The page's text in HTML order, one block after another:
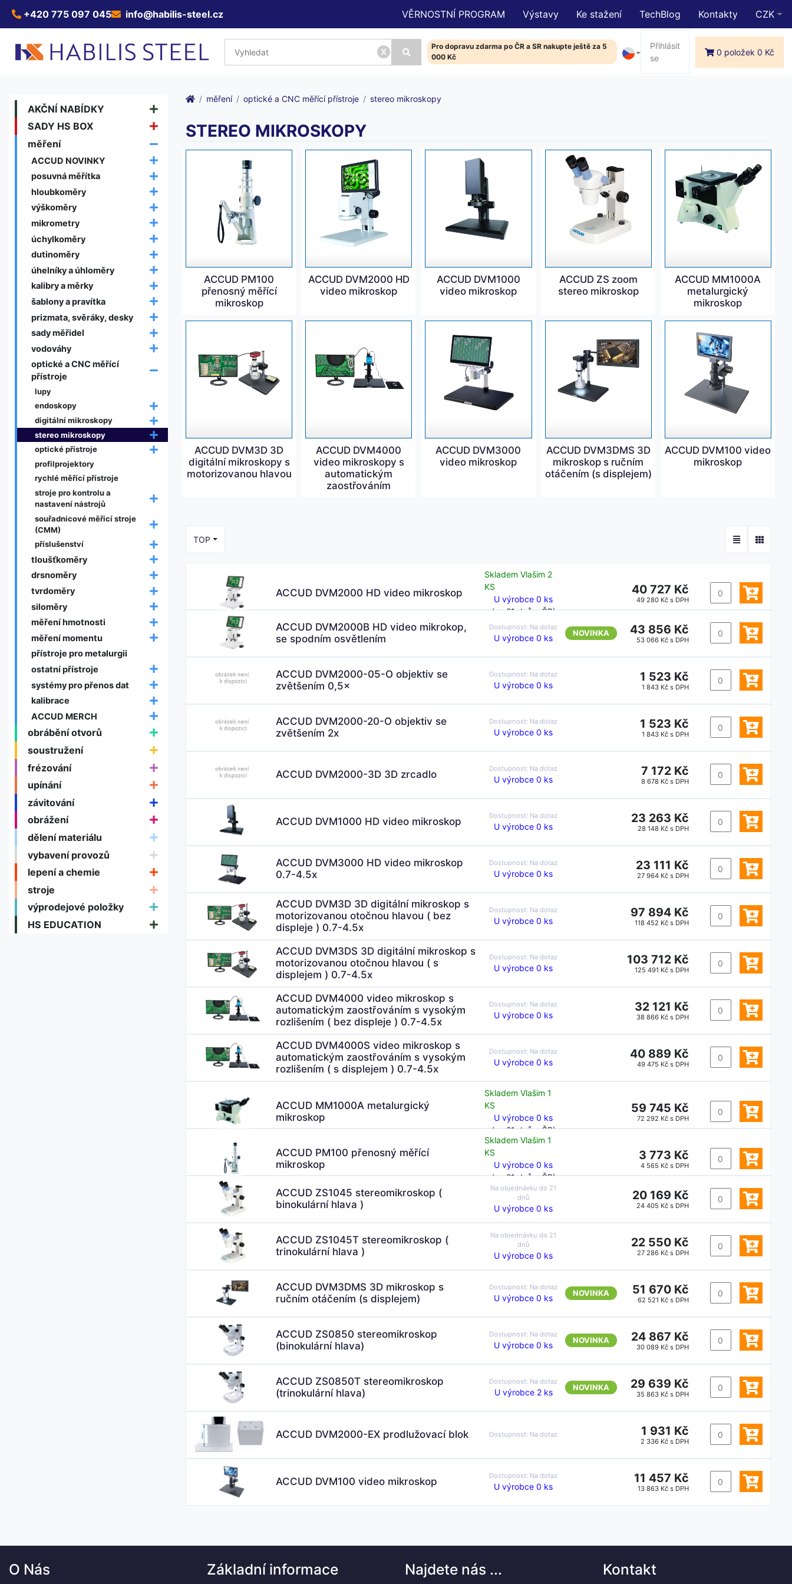
+420 775 097 045 info@habilis-steel.cz VĚRNOSTNÍ PROGRAM Výstavy Ke stažení TechBlog Kontakty CZK
x
Pro dopravu zdarma po ČR a SR nakupte ještě za 5
000 Kč
Přihlásit
se
0 položek 0 Kč
AKČNÍ NABÍDKY
SADY HS BOX
měření
ACCUD NOVINKY
posuvná měřítka
hloubkoměry
výškoměry
mikrometry
úchylkoměry
dutinoměry
úhelníky a úhloměry
kalibry a měrky
šablony a pravítka
prizmata, svěráky, desky
sady měřidel
vodováhy
optické a CNC měřící
přístroje
lupy
endoskopy
digitální mikroskopy
stereo mikroskopy
optické přístroje
profilprojektory
rychlé měřící přístroje
stroje pro kontrolu a
nastavení nástrojů
souřadnicové měřicí stroje
(CMM)
příslušenství
tloušťkoměry
drsnoměry
tvrdoměry
siloměry
měření hmotnosti
měření momentu
přístroje pro metalurgii
ostatní přístroje
systémy pro přenos dat
kalibrace
ACCUD MERCH
obrábění otvorů
soustružení
frézování
upínání
závitování
obrážení
dělení materiálu
vybavení provozů
lepení a chemie
stroje
výprodejové položky
HS EDUCATION
měření optické a CNC měřící přístroje stereo mikroskopy
STEREO MIKROSKOPY
ACCUD PM100
přenosný měřící
mikroskop
ACCUD DVM2000 HD
video mikroskop
ACCUD DVM1000
video mikroskop
ACCUD ZS zoom
stereo mikroskop
ACCUD MM1000A
metalurgický
mikroskop
ACCUD DVM3D 3D
digitální mikroskopy s
motorizovanou hlavou
ACCUD DVM4000
video mikroskopy s
automatickým
zaostřováním
ACCUD DVM3000
video mikroskop
ACCUD DVM3DMS 3D
mikroskop s ručním
otáčením (s displejem)
ACCUD DVM100 video
mikroskop
TOP
ACCUD DVM2000 HD video mikroskop
Skladem Vlašim 2
KS
U výrobce 0 ks
(za 21 dnů v ČR)
40 727 Kč
49 280 Kč s DPH
ACCUD DVM2000B HD video mikrokop,
se spodním osvětlením
Dostupnost: Na dotaz
U výrobce 0 ks NOVINKA 43 856 Kč
53 066 Kč s DPH
ACCUD DVM2000-05-O objektiv se
zvětšením 0,5×
Dostupnost: Na dotaz
U výrobce 0 ks
1 523 Kč
1 843 Kč s DPH
ACCUD DVM2000-20-O objektiv se
zvětšením 2x
Dostupnost: Na dotaz
U výrobce 0 ks
1 523 Kč
1 843 Kč s DPH
ACCUD DVM2000-3D 3D zrcadlo
Dostupnost: Na dotaz
U výrobce 0 ks
7 172 Kč
8 678 Kč s DPH
ACCUD DVM1000 HD video mikroskop
Dostupnost: Na dotaz
U výrobce 0 ks
23 263 Kč
28 148 Kč s DPH
ACCUD DVM3000 HD video mikroskop
0.7-4.5x
Dostupnost: Na dotaz
U výrobce 0 ks
23 111 Kč
27 964 Kč s DPH
ACCUD DVM3D 3D digitální mikroskop s
motorizovanou otočnou hlavou ( bez
displeje ) 0.7-4.5x
Dostupnost: Na dotaz
U výrobce 0 ks
97 894 Kč
118 452 Kč s DPH
ACCUD DVM3DS 3D digitální mikroskop s
motorizovanou otočnou hlavou ( s
displejem ) 0.7-4.5x
Dostupnost: Na dotaz
U výrobce 0 ks
103 712 Kč
125 491 Kč s DPH
ACCUD DVM4000 video mikroskop s
automatickým zaostřováním s vysokým
rozlišením ( bez displeje ) 0.7-4.5x
Dostupnost: Na dotaz
U výrobce 0 ks
32 121 Kč
38 866 Kč s DPH
ACCUD DVM4000S video mikroskop s
automatickým zaostřováním s vysokým
rozlišením ( s displejem ) 0.7-4.5x
Dostupnost: Na dotaz
U výrobce 0 ks
40 889 Kč
49 475 Kč s DPH
ACCUD MM1000A metalurgický
mikroskop
Skladem Vlašim 1
KS
U výrobce 0 ks
(za 21 dnů v ČR)
59 745 Kč
72 292 Kč s DPH
ACCUD PM100 přenosný měřící
mikroskop
Skladem Vlašim 1
KS
U výrobce 0 ks
(za 21 dnů v ČR)
3 773 Kč
4 565 Kč s DPH
ACCUD ZS1045 stereomikroskop (
binokulární hlava )
Na objednávku do 21
dnů
U výrobce 0 ks
20 169 Kč
24 405 Kč s DPH
ACCUD ZS1045T stereomikroskop (
trinokulární hlava )
Na objednávku do 21
dnů
U výrobce 0 ks
22 550 Kč
27 286 Kč s DPH
ACCUD DVM3DMS 3D mikroskop s
ručním otáčením (s displejem)
Dostupnost: Na dotaz
U výrobce 0 ks NOVINKA 51 670 Kč
62 521 Kč s DPH
ACCUD ZS0850 stereomikroskop
(binokulární hlava)
Dostupnost: Na dotaz
U výrobce 0 ks NOVINKA 24 867 Kč
30 089 Kč s DPH
ACCUD ZS0850T stereomikroskop
(trinokulární hlava)
Dostupnost: Na dotaz
U výrobce 2 ks NOVINKA 29 639 Kč
35 863 Kč s DPH
ACCUD DVM2000-EX prodlužovací blok Dostupnost: Na dotaz 1 931 Kč
2 336 Kč s DPH
ACCUD DVM100 video mikroskop
Dostupnost: Na dotaz
U výrobce 0 ks
11 457 Kč
13 863 Kč s DPH
O Nás Základní informace Najdete nás ... Kontakt